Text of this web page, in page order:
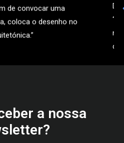
de convocar uma
coloca o desenho no
“A
de
a nossa